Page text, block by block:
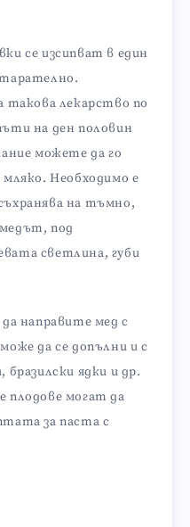
се изсипват в един
такова лекарство по
на ден половин
можете да го
Необходимо е
на тъмно,
под
светлина, губи
направите мед с
да се допълни и с
ядки и др.
плодове могат да
за паста с